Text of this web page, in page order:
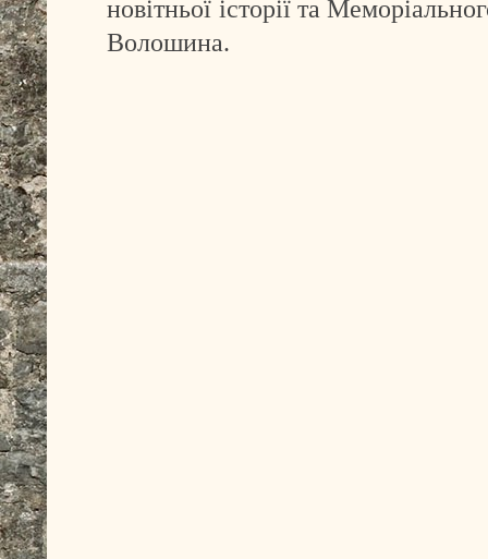
новітньої історії та
Волошина.